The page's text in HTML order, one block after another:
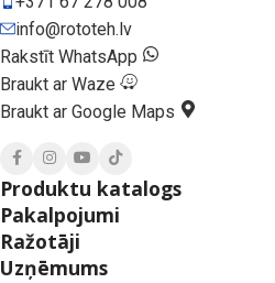
info@rototeh.lv
Rakstīt WhatsApp
Braukt ar Waze
Braukt ar Google Maps
Produktu katalogs
Pakalpojumi
Ražotāji
Uzņēmums